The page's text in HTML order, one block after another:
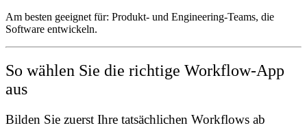
Am besten geeignet für: Produkt- und Engineering-Teams, die
Software entwickeln.
So wählen Sie die richtige Workflow-App
aus
Bilden Sie zuerst Ihre tatsächlichen Workflows ab